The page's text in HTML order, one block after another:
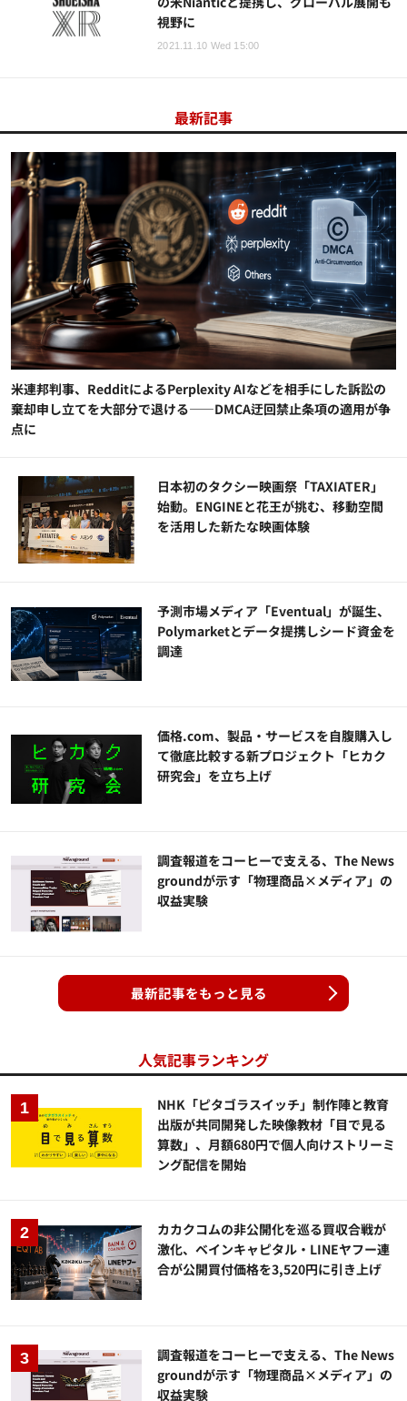
視野に
2021.11.10 Wed 15:00
最新記事
米連邦判事、RedditによるPerplexity AIなどを相手にした訴訟の
棄却申し立てを大部分で退ける——DMCA迂回禁止条項の適用が争
点に
日本初のタクシー映画祭「TAXIATER」
始動。ENGINEと花王が挑む、移動空間
を活用した新たな映画体験
予測市場メディア「Eventual」が誕生、
Polymarketとデータ提携しシード資金を
調達
価格.com、製品・サービスを自腹購入し
て徹底比較する新プロジェクト「ヒカク
研究会」を立ち上げ
調査報道をコーヒーで支える、The News
groundが示す「物理商品×メディア」の
収益実験
最新記事をもっと見る
人気記事ランキング
NHK「ピタゴラスイッチ」制作陣と教育
出版が共同開発した映像教材「目で見る
算数」、月額680円で個人向けストリーミ
ング配信を開始
カカクコムの非公開化を巡る買収合戦が
激化、ベインキャピタル・LINEヤフー連
合が公開買付価格を3,520円に引き上げ
調査報道をコーヒーで支える、The News
groundが示す「物理商品×メディア」の
収益実験